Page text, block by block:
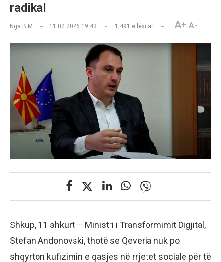
radikal
Nga B.M 11.02.2026 19:43 1,491 e lexuar A+ A-
Shkup, 11 shkurt – Ministri i Transformimit Digjital,
Stefan Andonovski, thotë se Qeveria nuk po
shqyrton kufizimin e qasjes në rrjetet sociale për të